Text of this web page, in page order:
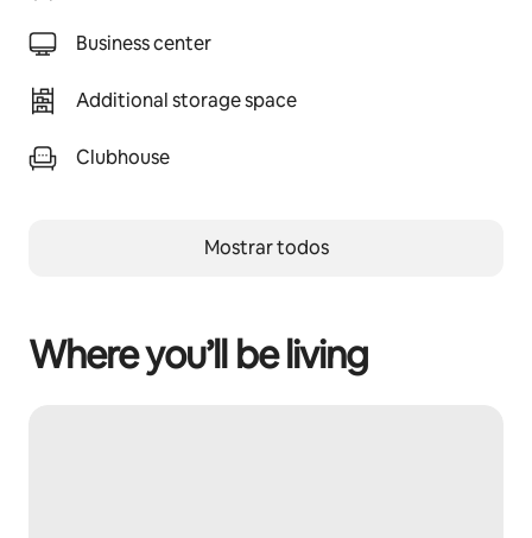
Business center
Additional storage space
Clubhouse
Mostrar todos
Where you’ll be living